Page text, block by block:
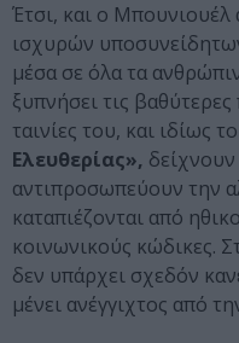
Έτσι, και ο
ισχυρών
μέσα σε όλα τα
ξυπνήσει τις
ταινίες του, και ιδίως το
Ελευθερίας»,
αντιπροσωπεύουν την
καταπιέζονται από
κοινωνικούς κώδικες.
δεν υπάρχει σχεδόν
μένει ανέγγιχτος από